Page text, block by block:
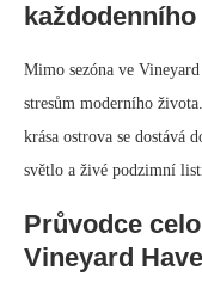
Mimo sezóna ve
stresům moderního
krása ostrova se dostává
světlo a živé podzimní
Průvodce
Vineyard